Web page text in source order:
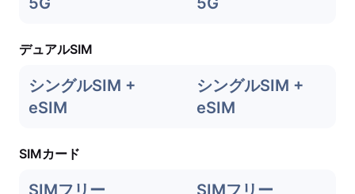
デュアルSIM
シングルSIM +
eSIM
シングルSIM +
eSIM
SIMカード
SIMフリー SIMフリー